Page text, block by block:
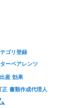
ゴリ登録
ーペアレンツ
出産 効果
正 書類作成代理人